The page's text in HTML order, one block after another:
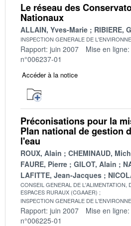
Le réseau des
Nationaux
ALLAIN, Yves-Marie RIBIERE,
INSPECTION GENERALE DE
Rapport: juin 2007 Mise en
n°006237-01
Accéder à la notice
Préconisations pour la
Plan national de gestion
l'eau
ROUX, Alain CHEMINAUD,
FAURE, Pierre
GILOT, Alain
LAFITTE, Jean-Jacques
CONSEIL GENERAL DE L'ALIMENTATION,
ESPACES RURAUX (CGAAER)
INSPECTION GENERALE DE
Rapport: juin 2007 Mise en
n°006225-01